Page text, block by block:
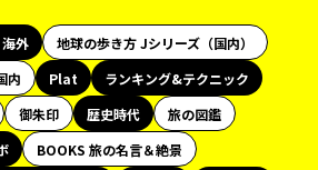
外
地球の歩き方 Jシリーズ（国内）
内 Plat
ランキング&テクニック
御朱印 歴史時代
旅の図鑑
BOOKS 旅の名言＆絶景